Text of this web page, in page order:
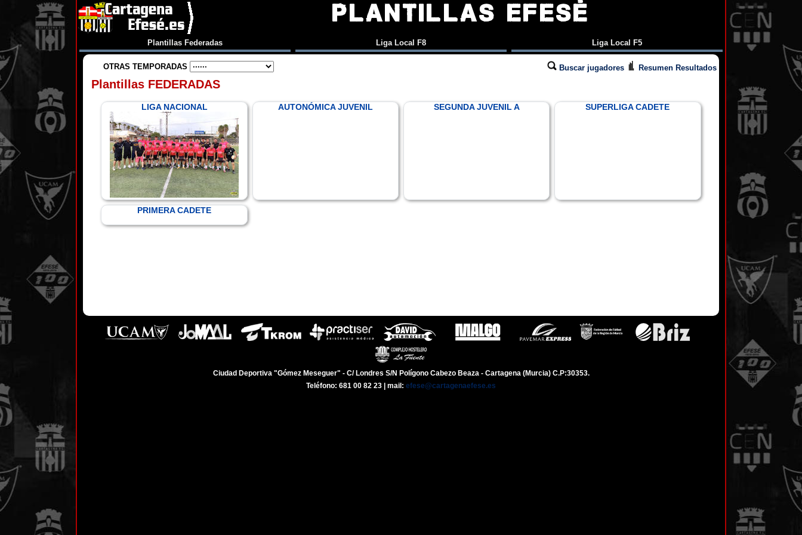
PLANTILLAS EFESÉ
Plantillas Federadas Liga Local F8 Liga Local F5
OTRAS TEMPORADAS Buscar jugadores Resumen Resultados
Plantillas FEDERADAS
LIGA NACIONAL AUTONÓMICA JUVENIL SEGUNDA JUVENIL A SUPERLIGA CADETE
PRIMERA CADETE
Ciudad Deportiva "Gómez Meseguer" - C/ Londres S/N Polígono Cabezo Beaza - Cartagena (Murcia) C.P:30353.
Teléfono: 681 00 82 23 | mail: efese@cartagenaefese.es